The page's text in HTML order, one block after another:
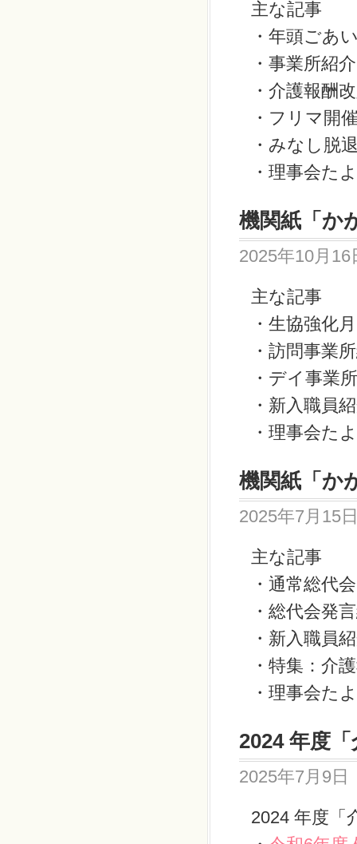
主な記事
・年頭ごあ
・事業所紹
・介護報酬
・フリマ開
・みなし脱
・理事会た
機関紙「か
2025年10月16
主な記事
・生協強化
・訪問事業
・デイ事業
・新入職員
・理事会た
機関紙「か
2025年7月15
主な記事
・通常総代
・総代会発
・新入職員
・特集：介
・理事会た
2024 年度
2025年7月9日
2024 年度「